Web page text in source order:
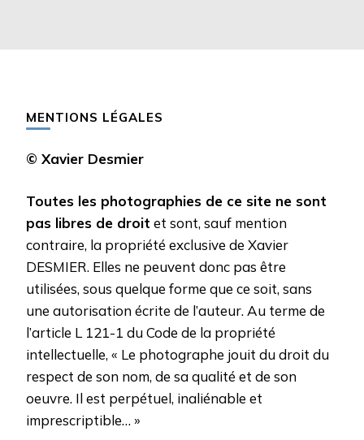
MENTIONS LÉGALES
© Xavier Desmier
Toutes les photographies de ce site ne sont
pas libres de droit et sont, sauf mention
contraire, la propriété exclusive de Xavier
DESMIER. Elles ne peuvent donc pas être
utilisées, sous quelque forme que ce soit, sans
une autorisation écrite de l’auteur. Au terme de
l’article L 121-1 du Code de la propriété
intellectuelle, « Le photographe jouit du droit du
respect de son nom, de sa qualité et de son
oeuvre. Il est perpétuel, inaliénable et
imprescriptible… »